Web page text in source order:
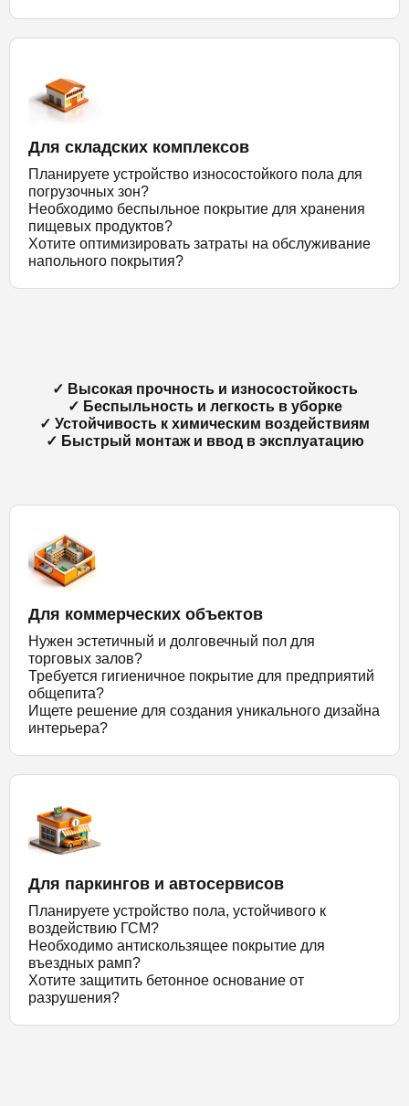
Для складских комплексов
Планируете устройство износостойкого пола для
погрузочных зон?
Необходимо беспыльное покрытие для хранения
пищевых продуктов?
Хотите оптимизировать затраты на обслуживание
напольного покрытия?
✓ Высокая прочность и износостойкость
✓ Беспыльность и легкость в уборке
✓ Устойчивость к химическим воздействиям
✓ Быстрый монтаж и ввод в эксплуатацию
Для коммерческих объектов
Нужен эстетичный и долговечный пол для
торговых залов?
Требуется гигиеничное покрытие для предприятий
общепита?
Ищете решение для создания уникального дизайна
интерьера?
Для паркингов и автосервисов
Планируете устройство пола, устойчивого к
воздействию ГСМ?
Необходимо антискользящее покрытие для
въездных рамп?
Хотите защитить бетонное основание от
разрушения?